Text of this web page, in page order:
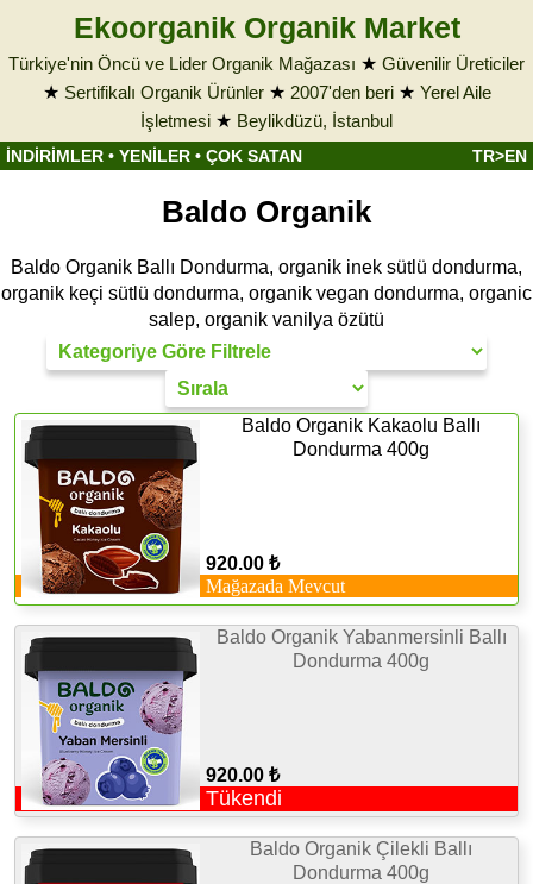
Ekoorganik Organik Market
Türkiye'nin Öncü ve Lider Organik Mağazası ★ Güvenilir Üreticiler
★ Sertifikalı Organik Ürünler★ 2007'den beri★ Yerel Aile
İşletmesi ★ Beylikdüzü, İstanbul
İNDİRİMLER • YENİLER • ÇOK SATAN TR>EN
Baldo Organik
Baldo Organik Ballı Dondurma, organik inek sütlü dondurma,
organik keçi sütlü dondurma, organik vegan dondurma, organic
salep, organik vanilya özütü
Baldo Organik Kakaolu Ballı
Dondurma 400g
920.00 ₺
Mağazada Mevcut
Baldo Organik Yabanmersinli Ballı
Dondurma 400g
920.00 ₺
Tükendi
Baldo Organik Çilekli Ballı
Dondurma 400g